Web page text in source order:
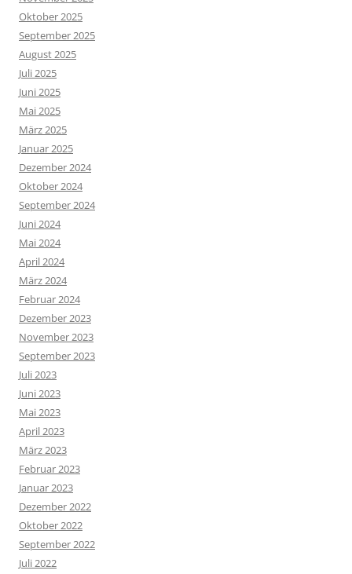
Oktober 2025
September 2025
August 2025
Juli 2025
Juni 2025
Mai 2025
März 2025
Januar 2025
Dezember 2024
Oktober 2024
September 2024
Juni 2024
Mai 2024
April 2024
März 2024
Februar 2024
Dezember 2023
November 2023
September 2023
Juli 2023
Juni 2023
Mai 2023
April 2023
März 2023
Februar 2023
Januar 2023
Dezember 2022
Oktober 2022
September 2022
Juli 2022